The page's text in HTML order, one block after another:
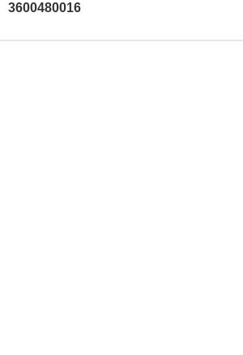
3600480016